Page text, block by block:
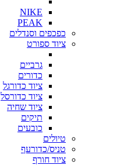
NIKE
PEAK
כפכפים וסנדלים
ציוד ספורט
גרביים
כדורים
ציוד כדורגל
ציוד כדורסל
ציוד שחיה
תיקים
כובעים
טיולים
טניס/כדורעף
ציוד חורף